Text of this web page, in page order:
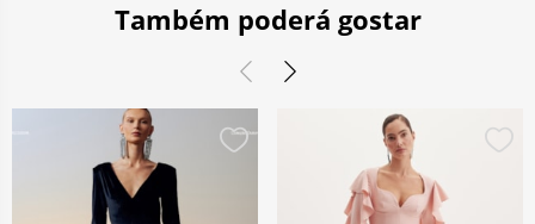
Também poderá gostar